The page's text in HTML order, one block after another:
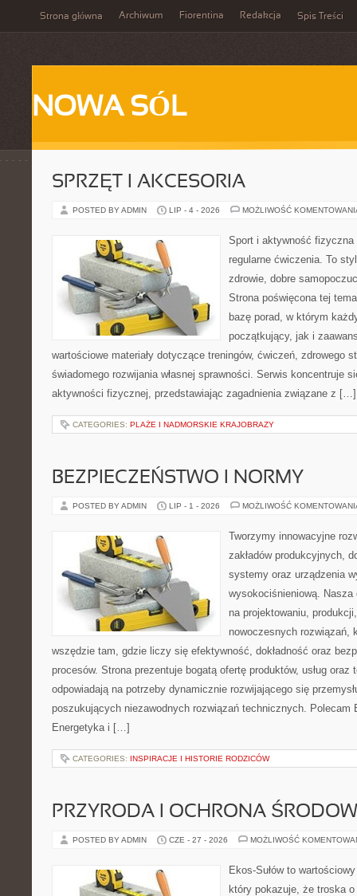
Strona główna Archiwum Fiorentina Redakcja Spis Treści
NOWA SÓL
SPRZĘT I AKCESORIA
POSTED BY ADMIN LIP - 4 - 2026 MOŻLIWOŚĆ
Sport i aktywność
regularne ćwiczenia. To
zdrowie, dobre
Strona poświęcona tej
bazę porad, w którym
początkujący, jak i
wartościowe materiały dotyczące treningów, ćwiczeń, zdrowego
świadomego rozwijania własnej sprawności. Serwis koncentruje
aktywności fizycznej, przedstawiając zagadnienia związane z […]
CATEGORIES: PLAŻE I NADMORSKIE KRAJOBRAZY
BEZPIECZEŃSTWO I NORMY
POSTED BY ADMIN LIP - 1 - 2026 MOŻLIWOŚĆ
Tworzymy innowacyjne
zakładów produkcyjnych,
systemy oraz urządzenia
wysokociśnieniową. Nasza
na projektowaniu,
nowoczesnych rozwiązań,
wszędzie tam, gdzie liczy się efektywność, dokładność oraz
procesów. Strona prezentuje bogatą ofertę produktów, usług oraz
odpowiadają na potrzeby dynamicznie rozwijającego się
poszukujących niezawodnych rozwiązań technicznych. Polecam
Energetyka i […]
CATEGORIES: INSPIRACJE I HISTORIE RODZICÓW
PRZYRODA I OCHRONA
POSTED BY ADMIN CZE - 27 - 2026 MOŻLIWOŚĆ
Ekos-Sułów to
który pokazuje, że troska